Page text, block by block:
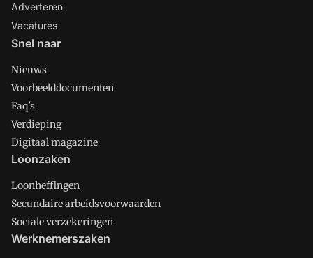
Adverteren
Vacatures
Snel naar
Nieuws
Voorbeelddocumenten
Faq's
Verdieping
Digitaal magazine
Loonzaken
Loonheffingen
Secundaire arbeidsvoorwaarden
Sociale verzekeringen
Werknemerszaken